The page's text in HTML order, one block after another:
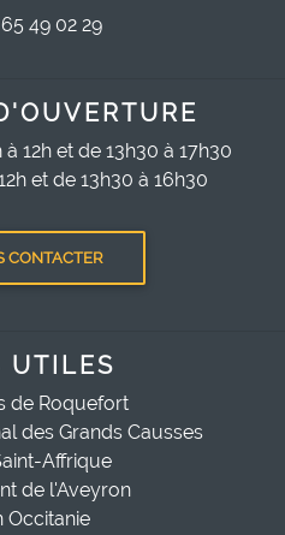
49 02 29
12h et de 13h30 à 17h30
et de 13h30 à 16h30
CONTACTER
UTILES
de Roquefort
des Grands Causses
Affrique
de l'Aveyron
Occitanie